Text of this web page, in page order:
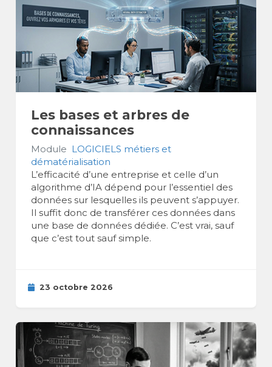
Les bases et arbres de
connaissances
Module LOGICIELS métiers et
dématérialisation
L’efficacité d’une entreprise et celle d’un
algorithme d’IA dépend pour l’essentiel des
données sur lesquelles ils peuvent s’appuyer.
Il suffit donc de transférer ces données dans
une base de données dédiée. C’est vrai, sauf
que c’est tout sauf simple.
23 octobre 2026